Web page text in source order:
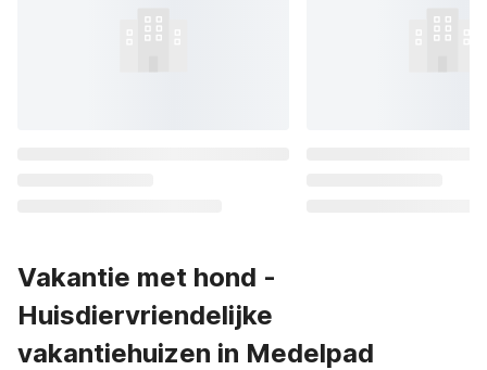
Vakantie met hond -
Huisdiervriendelijke
vakantiehuizen in Medelpad